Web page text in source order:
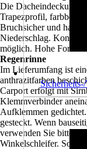
Die Dacheindeckung
Trapezprofil,
Bruchsicher und
Niederschlag.
möglich. Hohe
Regenrinne
Im Lieferumfang ist
anthrazitfarben
Carport erfolgt mit
Klemmverbinder
Aufklemmen
gesteckt. Wenn
verwenden Sie bitte
Winkelschleifer. Somit